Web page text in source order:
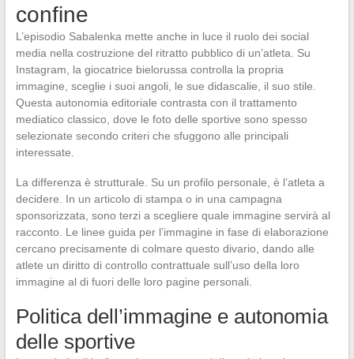
confine
L’episodio Sabalenka mette anche in luce il ruolo dei social
media nella costruzione del ritratto pubblico di un’atleta. Su
Instagram, la giocatrice bielorussa controlla la propria
immagine, sceglie i suoi angoli, le sue didascalie, il suo stile.
Questa autonomia editoriale contrasta con il trattamento
mediatico classico, dove le foto delle sportive sono spesso
selezionate secondo criteri che sfuggono alle principali
interessate.
La differenza è strutturale. Su un profilo personale, è l’atleta a
decidere. In un articolo di stampa o in una campagna
sponsorizzata, sono terzi a scegliere quale immagine servirà al
racconto. Le linee guida per l’immagine in fase di elaborazione
cercano precisamente di colmare questo divario, dando alle
atlete un diritto di controllo contrattuale sull’uso della loro
immagine al di fuori delle loro pagine personali.
Politica dell’immagine e autonomia
delle sportive